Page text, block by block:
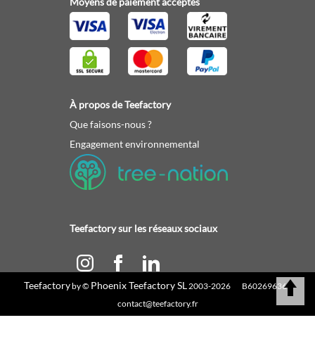
Calculez votre devis
À propos de Teefactory
Que faisons-nous ?
Engagement environnemental
Teefactory sur les réseaux sociaux
Teefactoryby © Phoenix Teefactory SL 2003-2026 B60269636 |
contact@teefactory.fr